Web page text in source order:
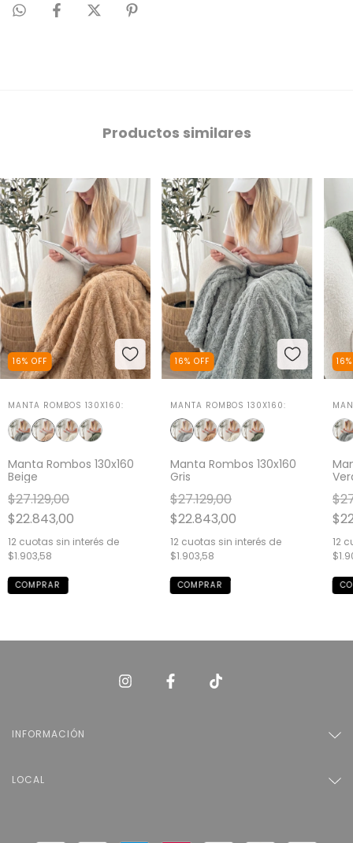
Productos similares
16% OFF
MANTA ROMBOS 130X160:
Manta Rombos 130x160
Beige
$27.129,00
$22.843,00
12 cuotas sin interés de
$1.903,58
16% OFF
MANTA ROMBOS 130X160:
Manta Rombos 130x160
Gris
$27.129,00
$22.843,00
12 cuotas sin interés de
$1.903,58
16
12
INFORMACIÓN
LOCAL